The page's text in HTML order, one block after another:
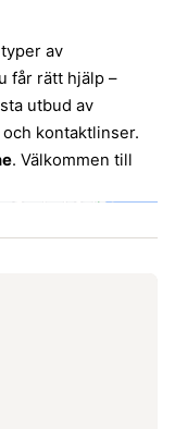
av
får rätt hjälp –
utbud av
kontaktlinser.
. Välkommen till